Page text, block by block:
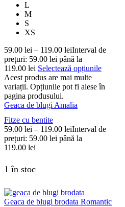
L
M
S
XS
59.00 lei – 119.00 leiInterval de
prețuri: 59.00 lei până la
119.00 lei Selectează opțiunile
Acest produs are mai multe
variații. Opțiunile pot fi alese în
pagina produsului.
Geaca de blugi Amalia
Fitze cu bentite
59.00 lei – 119.00 leiInterval de
prețuri: 59.00 lei până la
119.00 lei
1 în stoc
Geaca de blugi brodata Romantic